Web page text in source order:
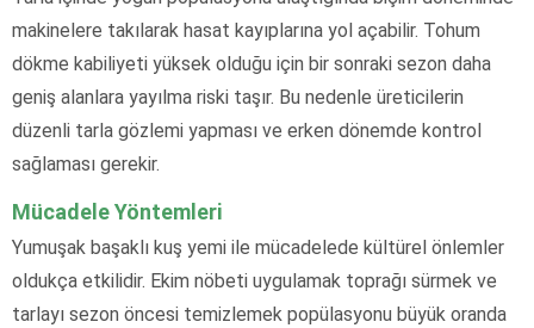
makinelere takılarak hasat kayıplarına yol açabilir. Tohum
dökme kabiliyeti yüksek olduğu için bir sonraki sezon daha
geniş alanlara yayılma riski taşır. Bu nedenle üreticilerin
düzenli tarla gözlemi yapması ve erken dönemde kontrol
sağlaması gerekir.
Mücadele Yöntemleri
Yumuşak başaklı kuş yemi ile mücadelede kültürel önlemler
oldukça etkilidir. Ekim nöbeti uygulamak toprağı sürmek ve
tarlayı sezon öncesi temizlemek popülasyonu büyük oranda